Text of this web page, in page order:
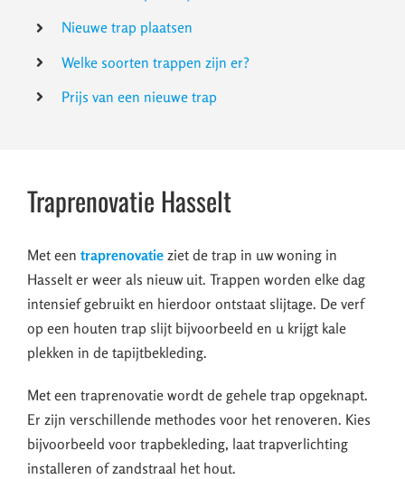
Nieuwe trap plaatsen
Welke soorten trappen zijn er?
Prijs van een nieuwe trap
Traprenovatie Hasselt
Met een traprenovatie ziet de trap in uw woning in
Hasselt er weer als nieuw uit. Trappen worden elke dag
intensief gebruikt en hierdoor ontstaat slijtage. De verf
op een houten trap slijt bijvoorbeeld en u krijgt kale
plekken in de tapijtbekleding.
Met een traprenovatie wordt de gehele trap opgeknapt.
Er zijn verschillende methodes voor het renoveren. Kies
bijvoorbeeld voor trapbekleding, laat trapverlichting
installeren of zandstraal het hout.